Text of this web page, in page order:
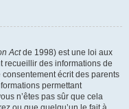
Actde 1998) est une loi aux
recueillir des informations de
écrit des parents
permettant
n’êtes pas sûr que cela